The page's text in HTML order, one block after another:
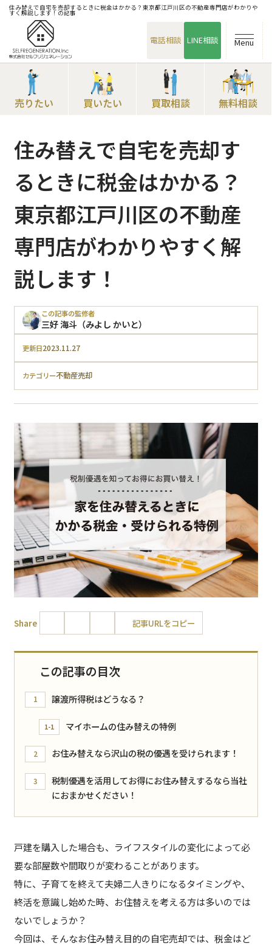
住み替えで自宅を売却するときに税金はかかる？東京都江戸川区の不動産専門店がわかりや
すく解説します！の記事
電話相談 LINE相談 Menu
売りたい 買いたい 買取相談 無料相談
住み替えで自宅を売却す
るときに税金はかかる？
東京都江戸川区の不動産
専門店がわかりやすく解
説します！
この記事の監修者
三好 海斗（みよし かいと）
更新日2023.11.27
カテゴリー不動産売却
Share 記事URLをコピー
この記事の目次
1 譲渡所得税はどうなる？
1-1 マイホームの住み替えの特例
2 お住み替えなら沢山の税の優遇を受けられます！
3
税制優遇を活用してお得にお住み替えするなら当社
におまかせください！
戸建を購入した場合も、ライフスタイルの変化によって必
要な部屋数や間取りが変わることがあります。
特に、子育てを終えて夫婦二人きりになるタイミングや、
終活を意識し始めた時、お住替えを考える方は多いのでは
ないでしょうか？
今回は、そんなお住み替え目的の自宅売却では、税金はど